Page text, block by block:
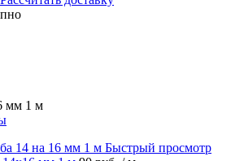
мм 1 м
Быстрый просмотр